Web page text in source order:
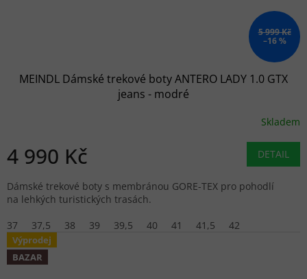
5 999 Kč
–16 %
MEINDL Dámské trekové boty ANTERO LADY 1.0 GTX
jeans - modré
Skladem
4 990 Kč DETAIL
Dámské trekové boty s membránou GORE-TEX pro pohodlí
na lehkých turistických trasách.
37
37,5 38 39 39,5 40 41 41,5 42
Výprodej
BAZAR